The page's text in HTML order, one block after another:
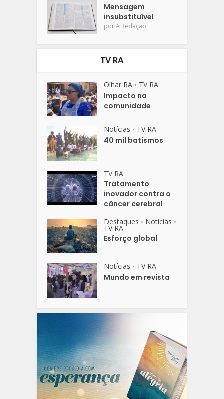
Mensagem
insubstituível
porA Redação
TV RA
Olhar RA • TV RA
Impacto na
comunidade
Notícias • TV RA
40 mil batismos
TV RA
Tratamento
inovador contra o
câncer cerebral
Destaques • Notícias •
TV RA
Esforço global
Notícias • TV RA
Mundo em revista